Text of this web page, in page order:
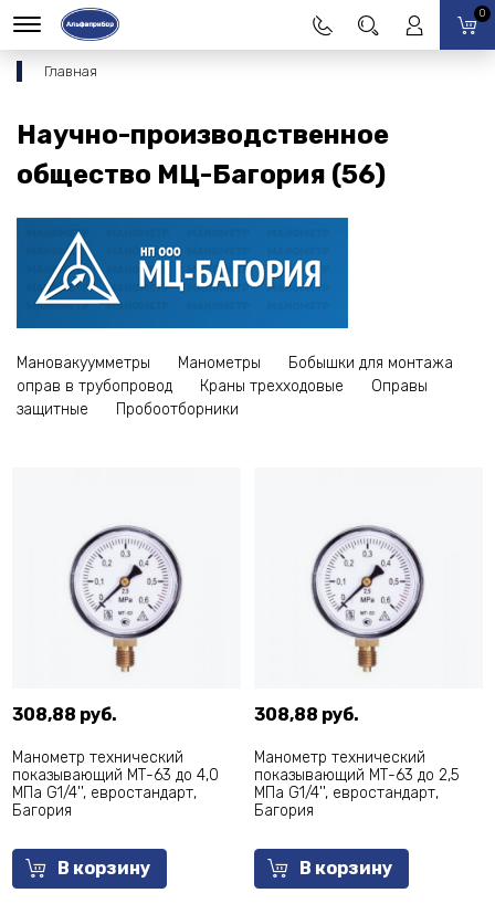
0
Главная
Научно-производственное
общество МЦ-Багория (56)
Мановакуумметры Манометры
Бобышки для монтажа
оправ в трубопровод
Краны трехходовые
Оправы
защитные
Пробоотборники
308,88 руб.
Манометр технический
показывающий МТ-63 до 4,0
МПа G1/4'', евростандарт,
Багория
В корзину
308,88 руб.
Манометр технический
показывающий МТ-63 до 2,5
МПа G1/4'', евростандарт,
Багория
В корзину